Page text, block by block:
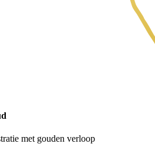
met gouden verloop